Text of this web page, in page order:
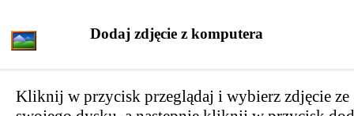
Dodaj zdjęcie z komputera
Kliknij w przycisk przeglądaj i wybierz zdjęcie ze